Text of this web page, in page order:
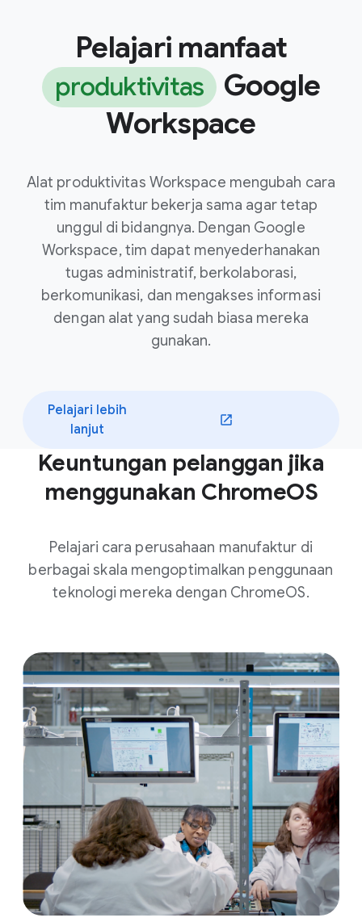
Pelajari manfaat
produktivitas
Google
Workspace
Alat produktivitas Workspace mengubah cara
tim manufaktur bekerja sama agar tetap
unggul di bidangnya. Dengan Google
Workspace, tim dapat menyederhanakan
tugas administratif, berkolaborasi,
berkomunikasi, dan mengakses informasi
dengan alat yang sudah biasa mereka
gunakan.
Pelajari lebih
lanjut
Keuntungan pelanggan jika
menggunakan ChromeOS
Pelajari cara perusahaan manufaktur di
berbagai skala mengoptimalkan penggunaan
teknologi mereka dengan ChromeOS.